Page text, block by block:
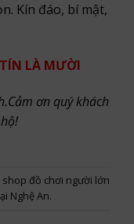
Kín đáo, bí mật,
LÀ MƯỜI
ơn quý khách
shop đồ chơi người lớn
Nghệ An.